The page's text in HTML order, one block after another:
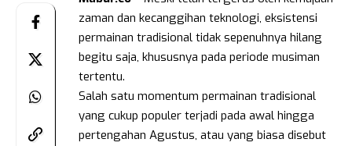
zaman dan kecanggihan teknologi, eksistensi
permainan tradisional tidak sepenuhnya hilang
begitu saja, khususnya pada periode musiman
tertentu.
Salah satu momentum permainan tradisional
yang cukup populer terjadi pada awal hingga
pertengahan Agustus, atau yang biasa disebut